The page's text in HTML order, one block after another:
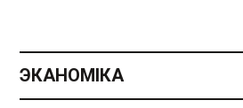
ЭКАНОМІКА